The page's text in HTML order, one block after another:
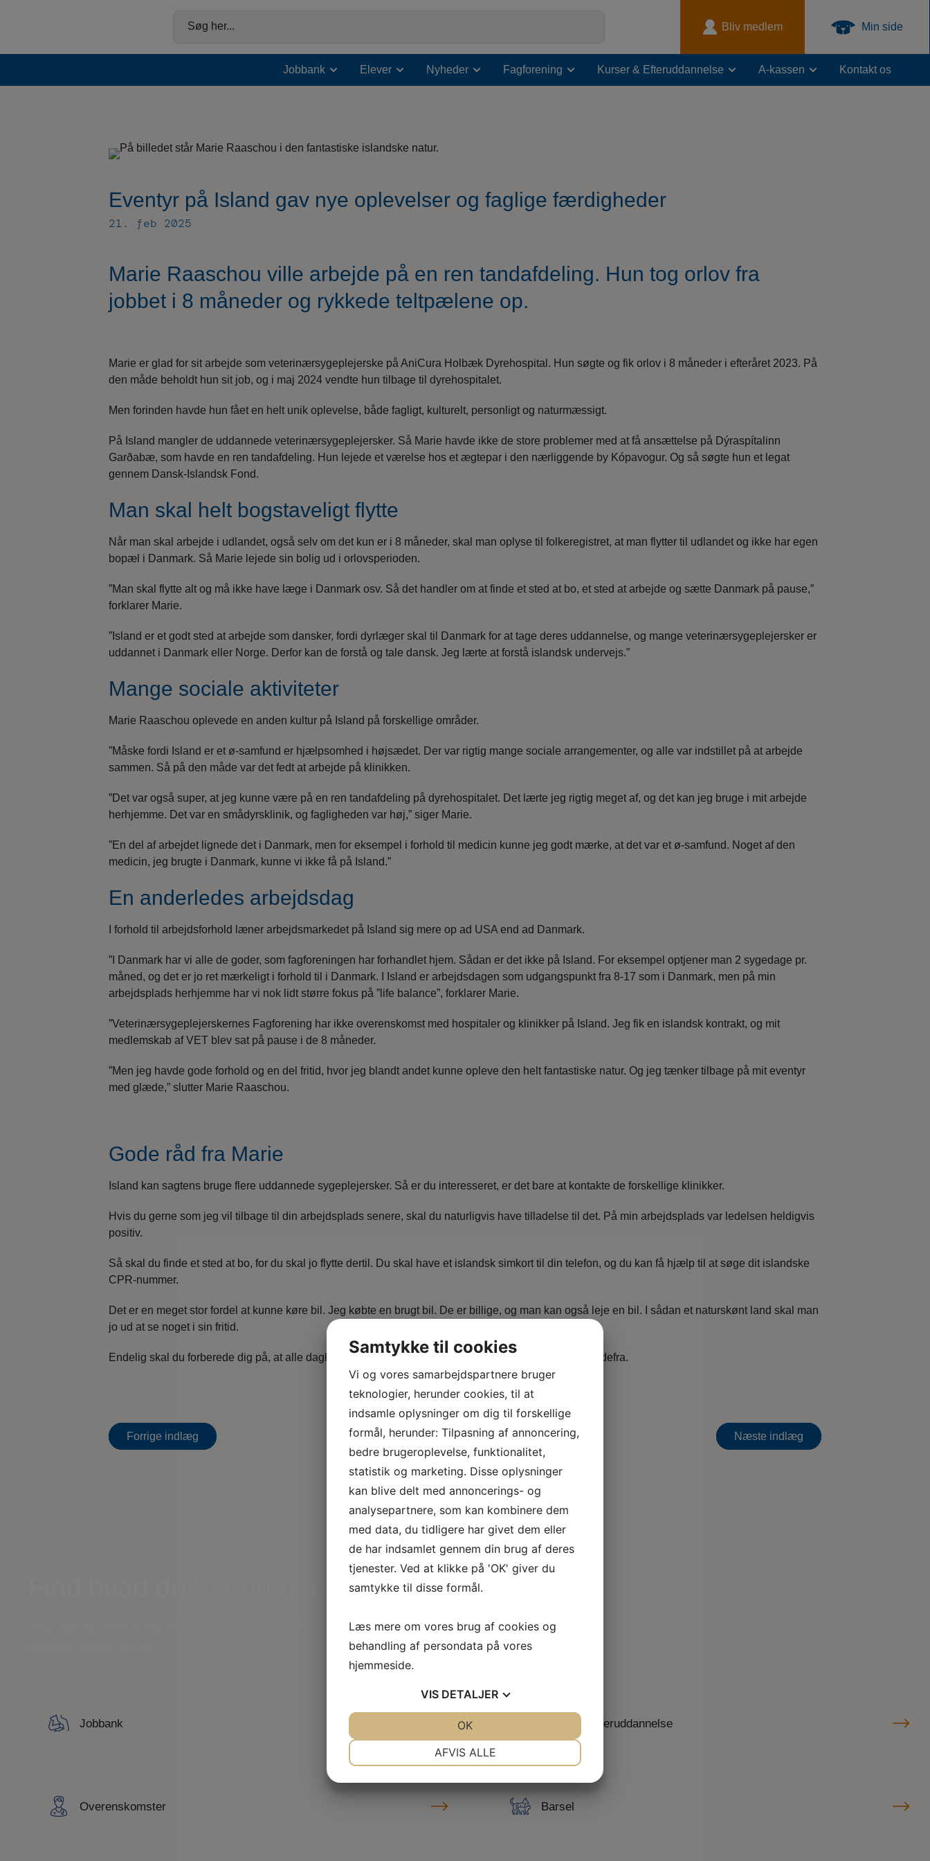
Søg her... Bliv medlem Min side
Jobbank Elever Nyheder Fagforening Kurser & Efteruddannelse A-kassen Kontakt os
Eventyr på Island gav nye oplevelser og faglige færdigheder
21. feb 2025
Marie Raaschou ville arbejde på en ren tandafdeling. Hun tog orlov fra
jobbet i 8 måneder og rykkede teltpælene op.
Marie er glad for sit arbejde som veterinærsygeplejerske på AniCura Holbæk Dyrehospital. Hun søgte og fik orlov i 8 måneder i efteråret 2023. På
den måde beholdt hun sit job, og i maj 2024 vendte hun tilbage til dyrehospitalet.
Men forinden havde hun fået en helt unik oplevelse, både fagligt, kulturelt, personligt og naturmæssigt.
På Island mangler de uddannede veterinærsygeplejersker. Så Marie havde ikke de store problemer med at få ansættelse på Dýraspítalinn
Garðabæ, som havde en ren tandafdeling. Hun lejede et værelse hos et ægtepar i den nærliggende by Kópavogur. Og så søgte hun et legat
gennem Dansk-Islandsk Fond.
Man skal helt bogstaveligt flytte
Når man skal arbejde i udlandet, også selv om det kun er i 8 måneder, skal man oplyse til folkeregistret, at man flytter til udlandet og ikke har egen
bopæl i Danmark. Så Marie lejede sin bolig ud i orlovsperioden.
”Man skal flytte alt og må ikke have læge i Danmark osv. Så det handler om at finde et sted at bo, et sted at arbejde og sætte Danmark på pause,”
forklarer Marie.
”Island er et godt sted at arbejde som dansker, fordi dyrlæger skal til Danmark for at tage deres uddannelse, og mange veterinærsygeplejersker er
uddannet i Danmark eller Norge. Derfor kan de forstå og tale dansk. Jeg lærte at forstå islandsk undervejs.”
Mange sociale aktiviteter
Marie Raaschou oplevede en anden kultur på Island på forskellige områder.
”Måske fordi Island er et ø-samfund er hjælpsomhed i højsædet. Der var rigtig mange sociale arrangementer, og alle var indstillet på at arbejde
sammen. Så på den måde var det fedt at arbejde på klinikken.
”Det var også super, at jeg kunne være på en ren tandafdeling på dyrehospitalet. Det lærte jeg rigtig meget af, og det kan jeg bruge i mit arbejde
herhjemme. Det var en smådyrsklinik, og fagligheden var høj,” siger Marie.
”En del af arbejdet lignede det i Danmark, men for eksempel i forhold til medicin kunne jeg godt mærke, at det var et ø-samfund. Noget af den
medicin, jeg brugte i Danmark, kunne vi ikke få på Island.”
En anderledes arbejdsdag
I forhold til arbejdsforhold læner arbejdsmarkedet på Island sig mere op ad USA end ad Danmark.
”I Danmark har vi alle de goder, som fagforeningen har forhandlet hjem. Sådan er det ikke på Island. For eksempel optjener man 2 sygedage pr.
måned, og det er jo ret mærkeligt i forhold til i Danmark. I Island er arbejdsdagen som udgangspunkt fra 8-17 som i Danmark, men på min
arbejdsplads herhjemme har vi nok lidt større fokus på ”life balance”, forklarer Marie.
”Veterinærsygeplejerskernes Fagforening har ikke overenskomst med hospitaler og klinikker på Island. Jeg fik en islandsk kontrakt, og mit
medlemskab af VET blev sat på pause i de 8 måneder.
”Men jeg havde gode forhold og en del fritid, hvor jeg blandt andet kunne opleve den helt fantastiske natur. Og jeg tænker tilbage på mit eventyr
med glæde,” slutter Marie Raaschou.
Gode råd fra Marie
Island kan sagtens bruge flere uddannede sygeplejersker. Så er du interesseret, er det bare at kontakte de forskellige klinikker.
Hvis du gerne som jeg vil tilbage til din arbejdsplads senere, skal du naturligvis have tilladelse til det. På min arbejdsplads var ledelsen heldigvis
positiv.
Så skal du finde et sted at bo, for du skal jo flytte dertil. Du skal have et islandsk simkort til din telefon, og du kan få hjælp til at søge dit islandske
CPR-nummer.
Det er en meget stor fordel at kunne køre bil. Jeg købte en brugt bil. De er billige, og man kan også leje en bil. I sådan et naturskønt land skal man
jo ud at se noget i sin fritid.
Endelig skal du forberede dig på, at alle dagligdags fornødenheder er dyre, fordi meget skal fragtes udefra.
Indlægsnavigation
Forrige indlæg Næste indlæg
Søg råd og vejledning om personaleforhold, find drømmejobbet eller udvid din viden med
Jobbank Kurser & efteruddannelse
Overenskomster Barsel
Samtykke til cookies
Vi og vores samarbejdspartnere bruger
teknologier, herunder cookies, til at
indsamle oplysninger om dig til forskellige
formål, herunder: Tilpasning af annoncering,
bedre brugeroplevelse, funktionalitet,
statistik og marketing. Disse oplysninger
kan blive delt med annoncerings- og
analysepartnere, som kan kombinere dem
med data, du tidligere har givet dem eller
de har indsamlet gennem din brug af deres
tjenester. Ved at klikke på 'OK' giver du
samtykke til disse formål.
Læs mere om vores brug af cookies og
behandling af persondata på vores
hjemmeside.
VIS DETALJER
AFVIS ALLE
OK